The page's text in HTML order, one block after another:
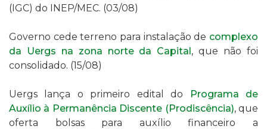
(IGC) do INEP/MEC. (03/08)
Governo cede terreno para instalação de complexo
da Uergs na zona norte da Capital, que não foi
consolidado. (15/08)
Uergs lança o primeiro edital do
Programa de
Auxílio à Permanência Discente (Prodiscência), que
oferta bolsas para auxílio financeiro a